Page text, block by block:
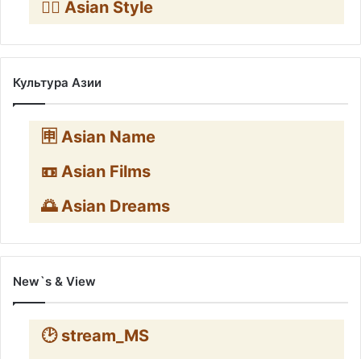
🧛‍♂️ Asian Style
Культура Азии
🈸 Asian Name
📼 Asian Films
🌅 Asian Dreams
New`s & View
🕑 stream_MS